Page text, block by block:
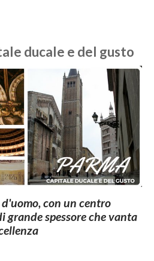
ducale e del gusto
con un centro
grande spessore che vanta